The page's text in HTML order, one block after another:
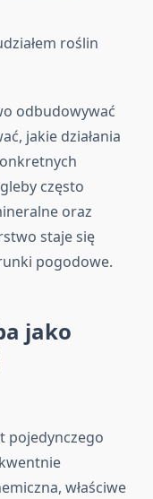
roślin
odbudowywać
jakie działania
często
oraz
staje się
pogodowe.
jako
pojedynczego
właściwe